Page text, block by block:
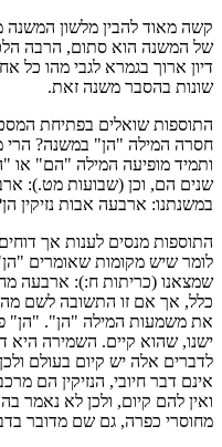
קשה מאוד להבין מלשון המשנה
של המשנה הוא סתום, הרבה
דיון ארוך בגמרא לגבי מהו
שונות בהסבר משנה זאת.
התוספות שואלים בפתיחת
חסרה המילה "הן" במשנה? הרי
ותמיד מופיעה המילה "הם" או
שנים הם, וכן (שבועות מט.):
במשנתנו: ארבעה אבות נזיקין
התוספות מנסים לענות אך
לומר שיש מקומות שאומרים
שמצאנו (כריתות ח:): ארבעה
כלל, אך אם זו התשובה לשם
את משמעות המילה "הן". "הן"
ישנו, שהוא קיים. השמירה היא
לדברים אלה יש קיום בעולם
אינם דבר חיובי, הנזיקין הם
ואין להם קיום, ולכן לא נאמר
מחוסרי כפרה, גם שם מדובר